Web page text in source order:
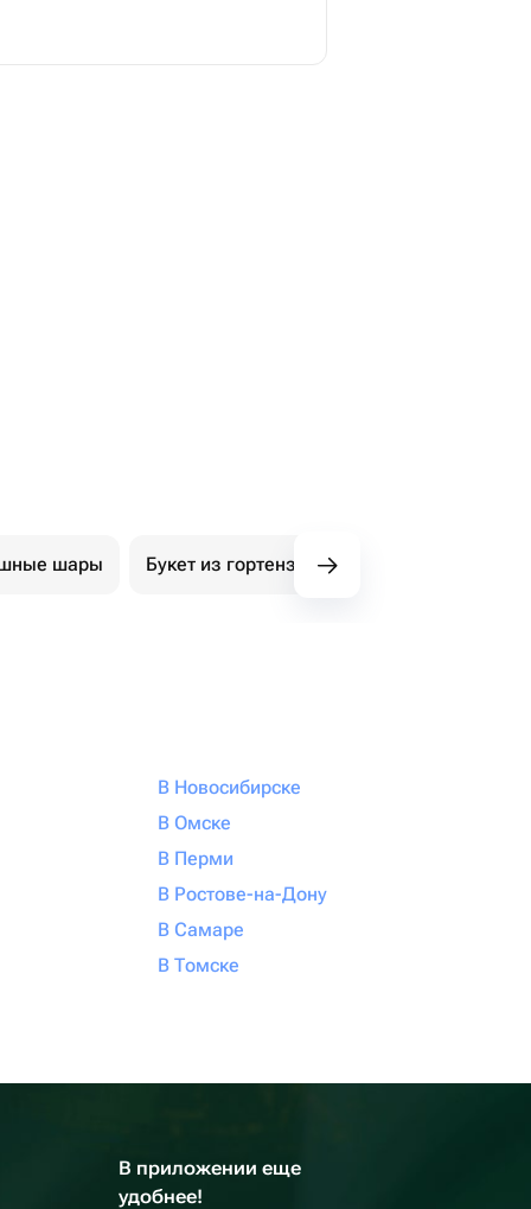
шары Букет из гортензий
В Новосибирске
В Омске
В Перми
В Ростове-на-Дону
В Самаре
В Томске
В приложении еще
удобнее!